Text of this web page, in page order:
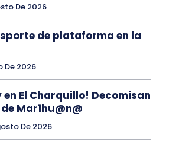
De 2026
de plataforma en la
De 2026
en El Charquillo! Decomisan
Mar1hu@n@
De 2026